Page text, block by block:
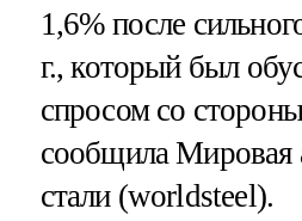
1,6% после
г., который был
спросом со
сообщила Мировая
стали (worldsteel).